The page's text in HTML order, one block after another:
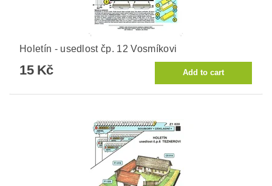
Holetín - usedlost čp. 12 Vosmíkovi
15 Kč